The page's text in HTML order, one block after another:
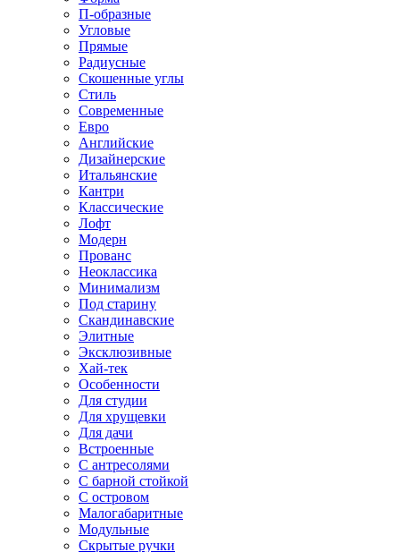
П-образные
Угловые
Прямые
Радиусные
Скошенные углы
Стиль
Современные
Евро
Английские
Дизайнерские
Итальянские
Кантри
Классические
Лофт
Модерн
Прованс
Неоклассика
Минимализм
Под старину
Скандинавские
Элитные
Эксклюзивные
Хай-тек
Особенности
Для студии
Для хрущевки
Для дачи
Встроенные
С антресолями
С барной стойкой
С островом
Малогабаритные
Модульные
Скрытые ручки